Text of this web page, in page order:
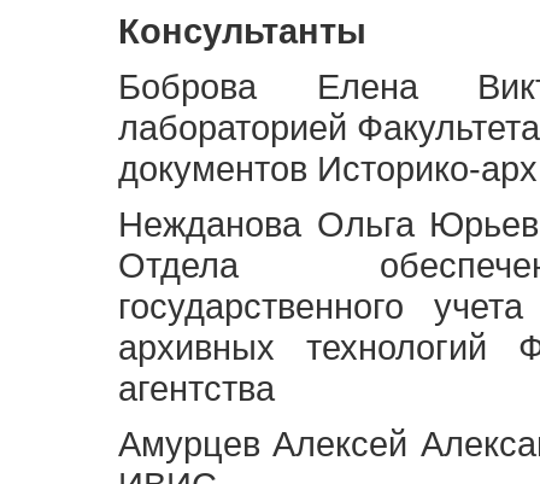
Консультанты
Боброва Елена
лабораторией
документов Историко-
Нежданова Ольга
Отдела
государственного
архивных технологий
агентства
Амурцев Алексей